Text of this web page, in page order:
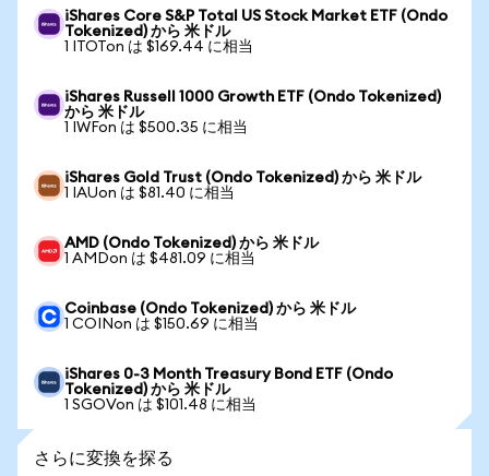
iShares Core S&P Total US Stock Market ETF (Ondo
Tokenized) から 米ドル
1 ITOTon は $169.44 に相当
iShares Russell 1000 Growth ETF (Ondo Tokenized)
から 米ドル
1 IWFon は $500.35 に相当
iShares Gold Trust (Ondo Tokenized) から 米ドル
1 IAUon は $81.40 に相当
AMD (Ondo Tokenized) から 米ドル
1 AMDon は $481.09 に相当
Coinbase (Ondo Tokenized) から 米ドル
1 COINon は $150.69 に相当
iShares 0-3 Month Treasury Bond ETF (Ondo
Tokenized) から 米ドル
1 SGOVon は $101.48 に相当
さらに変換を探る